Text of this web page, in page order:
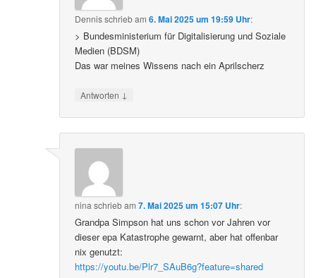
Dennisschriebam6. Mai 2025 um 19:59 Uhr:
> Bundesministerium für Digitalisierung und Soziale
Medien (BDSM)
Das war meines Wissens nach ein Aprilscherz
Antworten ↓
nina schriebam7. Mai 2025 um 15:07 Uhr:
Grandpa Simpson hat uns schon vor Jahren vor
dieser epa Katastrophe gewarnt, aber hat offenbar
nix genutzt:
https://youtu.be/Plr7_SAuB6g?feature=shared